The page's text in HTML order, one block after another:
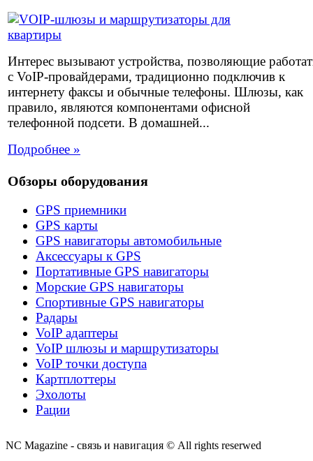
Интерес вызывают устройства, позволяющие
с VoIP-провайдерами, традиционно подключив к
интернету факсы и обычные телефоны. Шлюзы, как
правило, являются компонентами офисной
телефонной подсети. В домашней...
Подробнее »
Обзоры оборудования
GPS приемники
GPS карты
GPS навигаторы автомобильные
Аксессуары к GPS
Портативные GPS навигаторы
Морские GPS навигаторы
Спортивные GPS навигаторы
Радары
VoIP адаптеры
VoIP шлюзы и маршрутизаторы
VoIP точки доступа
Картплоттеры
Эхолоты
Рации
NC Magazine - связь и навигация © All rights reserwed